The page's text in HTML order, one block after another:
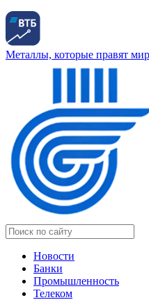
Металлы, которые правят
Новости
Банки
Промышленность
Телеком